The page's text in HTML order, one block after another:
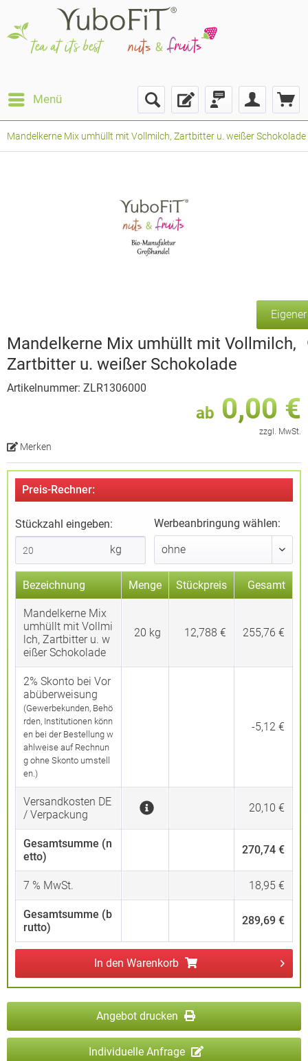
Menü
Mandelkerne Mix umhüllt mit Vollmilch, Zartbitter u. weißer Schokolade
Mandelkerne Mix umhüllt mit Vollmilch,
Zartbitter u. weißer Schokolade
Artikelnummer: ZLR1306000
ab 0,00 €
zzgl. MwSt.
Merken
Preis-Rechner:
Stückzahl eingeben:
kg
Werbeanbringung wählen:
Bezeichnung Menge Stückpreis Gesamt
Mandelkerne Mix
umhüllt mit Vollmi
lch, Zartbitter u. w
eißer Schokolade
20 kg 12,788 € 255,76 €
2% Skonto bei Vor
abüberweisung
(Gewerbekunden, Behö
rden, Institutionen könn
en bei der Bestellung w
ahlweise auf Rechnun
g ohne Skonto umstell
en.)
-5,12 €
Versandkosten DE
/ Verpackung
20,10 €
Gesamtsumme (n
etto)
270,74 €
7 % MwSt. 18,95 €
Gesamtsumme (b
rutto)
289,69 €
In den Warenkorb
Angebot drucken
Individuelle Anfrage